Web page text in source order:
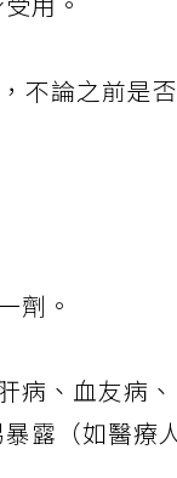
用。
不論之前是
劑。
病、血友病
露（如醫療